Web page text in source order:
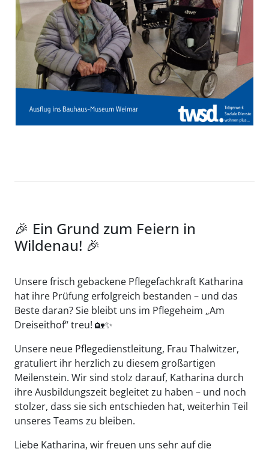
🎉 Ein Grund zum Feiern in
Wildenau! 🎉
Unsere frisch gebackene Pflegefachkraft Katharina
hat ihre Prüfung erfolgreich bestanden – und das
Beste daran? Sie bleibt uns im Pflegeheim „Am
Dreiseithof“ treu! 🏡✨
Unsere neue Pflegedienstleitung, Frau Thalwitzer,
gratuliert ihr herzlich zu diesem großartigen
Meilenstein. Wir sind stolz darauf, Katharina durch
ihre Ausbildungszeit begleitet zu haben – und noch
stolzer, dass sie sich entschieden hat, weiterhin Teil
unseres Teams zu bleiben.
Liebe Katharina, wir freuen uns sehr auf die